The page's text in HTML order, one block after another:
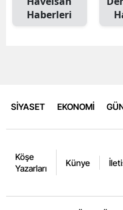
Haberleri
SİYASET EKONOMİ
Köşe
Yazarları
Künye